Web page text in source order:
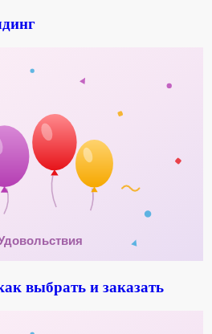
выбрать и заказать